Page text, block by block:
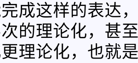
成这样的表达
的理论化，甚
理论化，也就